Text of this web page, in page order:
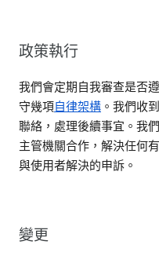
政策執行
我們會定期自我審查是否
守幾項自律架構 。我們收
聯絡，處理後續事宜。我
主管機關合作，解決任何
與使用者解決的申訴。
變更